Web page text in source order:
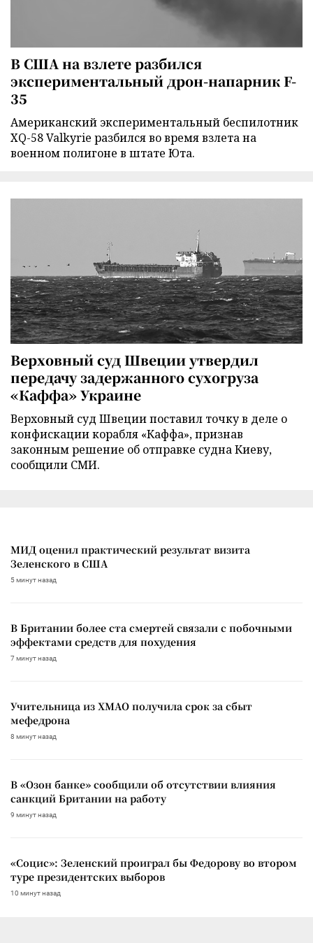
В США на взлете разбился
экспериментальный дрон-напарник F-
35
Американский экспериментальный беспилотник
XQ-58 Valkyrie разбился во время взлета на
военном полигоне в штате Юта.
Верховный суд Швеции утвердил
передачу задержанного сухогруза
«Каффа» Украине
Верховный суд Швеции поставил точку в деле о
конфискации корабля «Каффа», признав
законным решение об отправке судна Киеву,
сообщили СМИ.
МИД оценил практический результат визита
Зеленского в США
5 минут назад
В Британии более ста смертей связали с побочными
эффектами средств для похудения
7 минут назад
Учительница из ХМАО получила срок за сбыт
мефедрона
8 минут назад
В «Озон банке» сообщили об отсутствии влияния
санкций Британии на работу
9 минут назад
«Социс»: Зеленский проиграл бы Федорову во втором
туре президентских выборов
10 минут назад